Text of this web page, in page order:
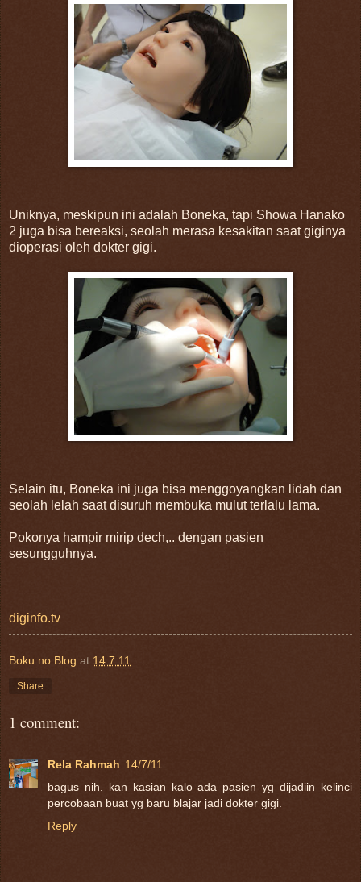
Uniknya, meskipun ini adalah Boneka, tapi Showa Hanako
2 juga bisa bereaksi, seolah merasa kesakitan saat giginya
dioperasi oleh dokter gigi.
Selain itu, Boneka ini juga bisa menggoyangkan lidah dan
seolah lelah saat disuruh membuka mulut terlalu lama.
Pokonya hampir mirip dech,.. dengan pasien
sesungguhnya.
diginfo.tv
Boku no Blog at 14.7.11
Share
1 comment:
Rela Rahmah 14/7/11
bagus nih. kan kasian kalo ada pasien yg dijadiin kelinci
percobaan buat yg baru blajar jadi dokter gigi.
Reply